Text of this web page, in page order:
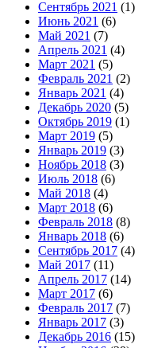
Сентябрь 2021 (1)
Июнь 2021 (6)
Май 2021 (7)
Апрель 2021 (4)
Март 2021 (5)
Февраль 2021 (2)
Январь 2021 (4)
Декабрь 2020 (5)
Октябрь 2019 (1)
Март 2019 (5)
Январь 2019 (3)
Ноябрь 2018 (3)
Июль 2018 (6)
Май 2018 (4)
Март 2018 (6)
Февраль 2018 (8)
Январь 2018 (6)
Сентябрь 2017 (4)
Май 2017 (11)
Апрель 2017 (14)
Март 2017 (6)
Февраль 2017 (7)
Январь 2017 (3)
Декабрь 2016 (15)